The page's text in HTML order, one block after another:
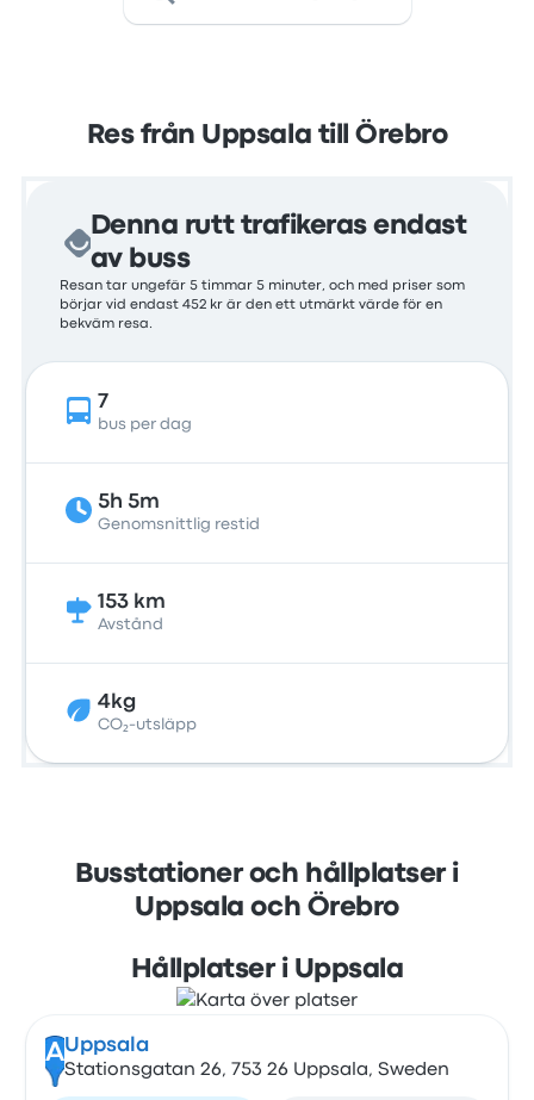
Res från Uppsala till Örebro
Denna rutt trafikeras endast
av buss
Resan tar ungefär 5 timmar 5 minuter, och med priser som
börjar vid endast 452 kr är den ett utmärkt värde för en
bekväm resa.
7
bus per dag
5h 5m
Genomsnittlig restid
153 km
Avstånd
4kg
CO₂-utsläpp
Busstationer och hållplatser i
Uppsala och Örebro
Hållplatser i Uppsala
AUppsala
Stationsgatan 26, 753 26 Uppsala, Sweden